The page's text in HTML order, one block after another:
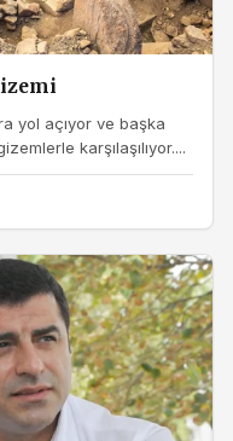
yol açıyor ve başka
karşılaşılıyor....